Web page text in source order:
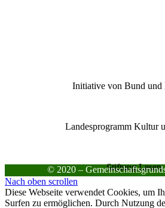
Initiative von Bund und
Landesprogramm Kultur
Stiftung Lesen
© 2020 –
Nach oben scrollen
Diese Webseite verwendet Cookies, um
Surfen zu ermöglichen. Durch Nutzung